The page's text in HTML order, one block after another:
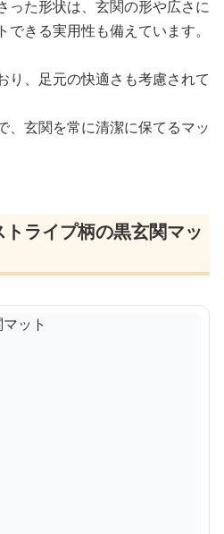
った形状は、玄関の形や広さに
きる実用性も備えています。
り、足元の快適さも考慮されて
、玄関を常に清潔に保てるマッ
ライプ柄の黒玄関マッ